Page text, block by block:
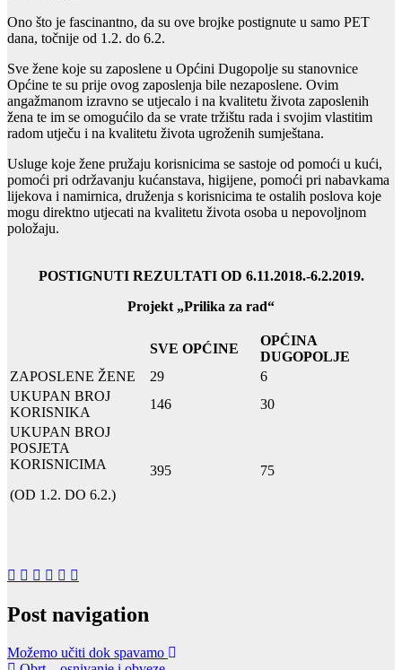
Ono što je fascinantno, da su ove brojke postignute u samo PET
dana, točnije od 1.2. do 6.2.
Sve žene koje su zaposlene u Općini Dugopolje su stanovnice
Općine te su prije ovog zaposlenja bile nezaposlene. Ovim
angažmanom izravno se utjecalo i na kvalitetu života zaposlenih
žena te im se omogućilo da se vrate tržištu rada i svojim vlastitim
radom utječu i na kvalitetu života ugroženih sumještana.
Usluge koje žene pružaju korisnicima se sastoje od pomoći u kući,
pomoći pri održavanju kućanstava, higijene, pomoći pri nabavkama
lijekova i namirnica, druženja s korisnicima te ostalih poslova koje
mogu direktno utjecati na kvalitetu života osoba u nepovoljnom
položaju.
POSTIGNUTI REZULTATI OD 6.11.2018.-6.2.2019.
Projekt „Prilika za rad“
SVE OPĆINE
OPĆINA
DUGOPOLJE
ZAPOSLENE ŽENE
29
6
UKUPAN BROJ
KORISNIKA
146
30
UKUPAN BROJ
POSJETA
KORISNICIMA
(OD 1.2. DO 6.2.)
395 75
Post navigation
Možemo učiti dok spavamo